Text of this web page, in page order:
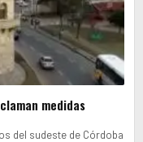
medidas
del sudeste de Córdoba